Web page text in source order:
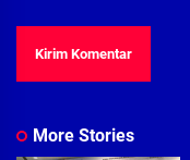
More Stories